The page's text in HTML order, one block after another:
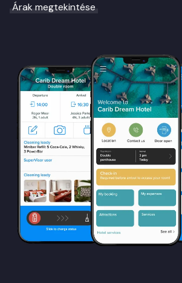
Árak megtekintése